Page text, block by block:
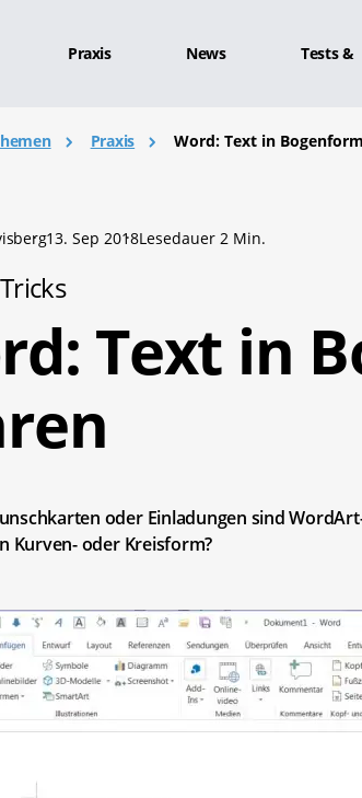
Praxis News Tests
Praxis Word: Text in
13. Sep 2018Lesedauer 2 Min.
Text in
oder Einladungen sind
Kurven- oder Kreisform?